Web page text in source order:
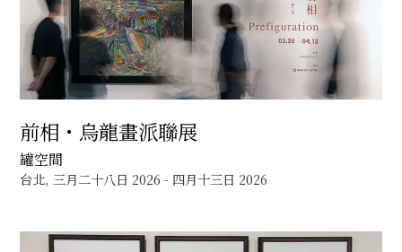
前相・烏龍畫派聯展
罐空間
台北, 三月二十八日 2026 - 四月十三日 2026